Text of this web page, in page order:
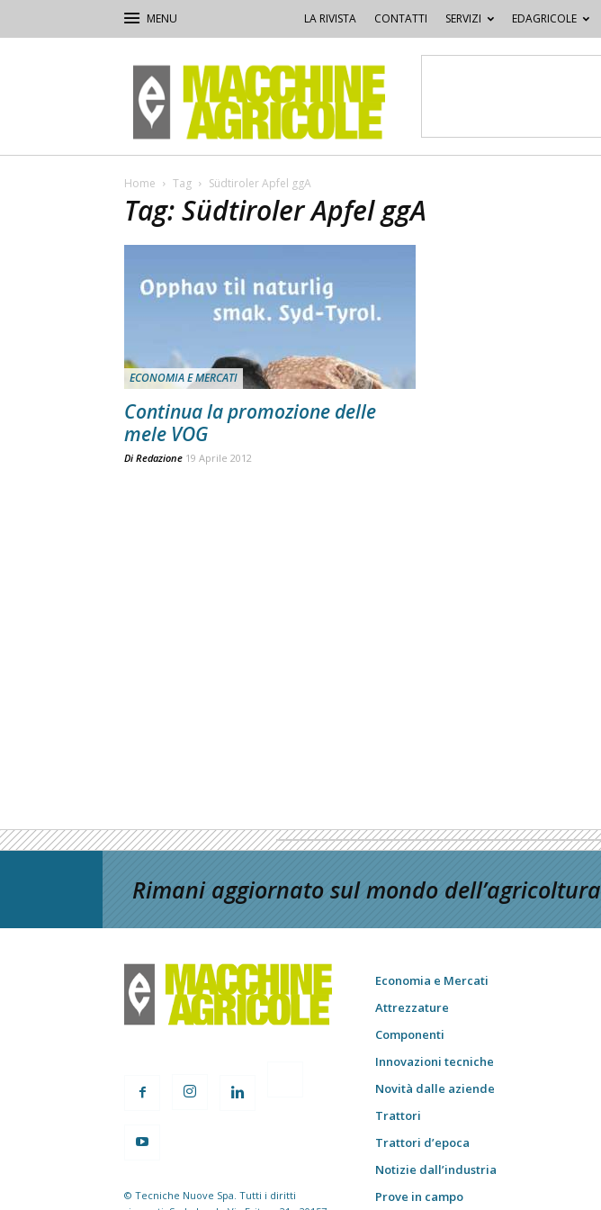
LA RIVISTA CONTATTI SERVIZI EDAGRICOLE
Macchine
Agricole
Home Tag Südtiroler Apfel ggA
Tag: Südtiroler Apfel ggA
ECONOMIA E MERCATI
Continua la promozione delle
mele VOG
Di Redazione 19 Aprile 2012
Rimani aggiornato sul mondo dell’agricoltura
© Tecniche Nuove Spa. Tutti i diritti
Economia e Mercati
Attrezzature
Componenti
Innovazioni tecniche
Novità dalle aziende
Trattori
Trattori d’epoca
Notizie dall’industria
Prove in campo